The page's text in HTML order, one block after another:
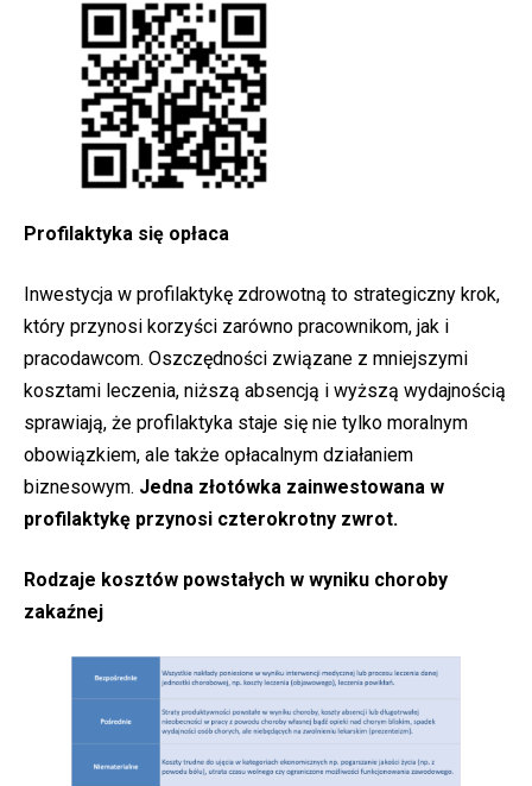
Profilaktyka się opłaca
Inwestycja w profilaktykę zdrowotną to strategiczny krok,
który przynosi korzyści zarówno pracownikom, jak i
pracodawcom. Oszczędności związane z mniejszymi
kosztami leczenia, niższą absencją i wyższą wydajnością
sprawiają, że profilaktyka staje się nie tylko moralnym
obowiązkiem, ale także opłacalnym działaniem
biznesowym. Jedna złotówka zainwestowana w
profilaktykę przynosi czterokrotny zwrot.
Rodzaje kosztów powstałych w wyniku choroby
zakaźnej